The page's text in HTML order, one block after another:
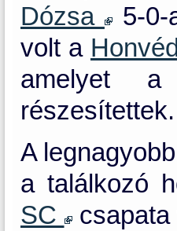
Dózsa
5-0-
volt a Honvéd
amelyet a
részesítettek.
A
a találkozó
SC csapata